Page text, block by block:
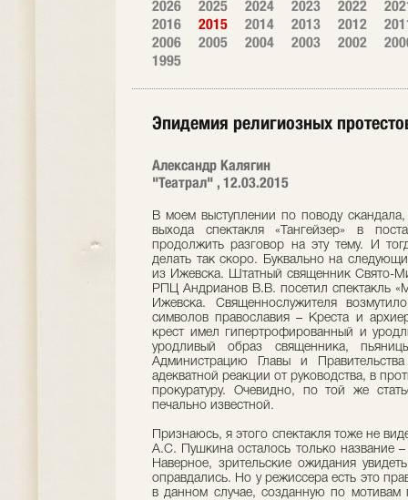
2026 2025 2024 2023 2022
2016
2015 2014 2013 2012
2006
2005 2004 2003 2002
1995
Эпидемия религиозных
Александр Калягин
"Театрал" , 12.03.2015
В моем выступлении по поводу
выхода спектакля «Тангейзер» в
продолжить разговор на эту тему. И
делать так скоро. Буквально на
из Ижевска. Штатный священник Свято-
РПЦ Андрианов В.В. посетил спектакль
Ижевска. Священнослужителя
символов православия – Креста и
крест имел гипертрофированный и
уродливый образ священника,
Администрацию Главы и
адекватной реакции от руководства, в
прокуратуру. Очевидно, по той же
печально известной.
Признаюсь, я этого спектакля тоже не
А.С. Пушкина осталось только название
Наверное, зрительские ожидания
оправдались. Но у режиссера есть это
в данном случае, созданную по